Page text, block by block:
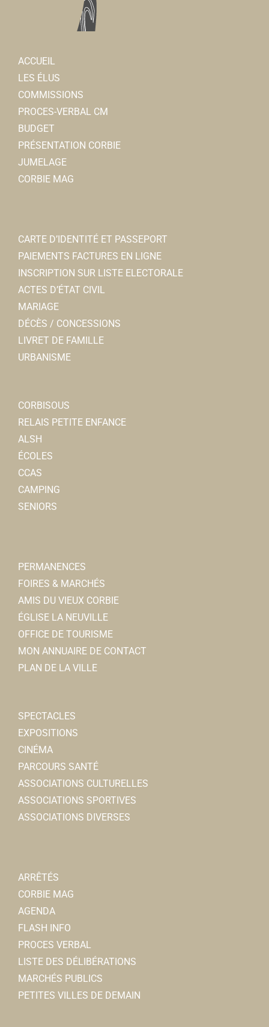
ACCUEIL
LES ÉLUS
COMMISSIONS
PROCES-VERBAL CM
BUDGET
PRÉSENTATION CORBIE
JUMELAGE
CORBIE MAG
CARTE D’IDENTITÉ ET PASSEPORT
PAIEMENTS FACTURES EN LIGNE
INSCRIPTION SUR LISTE ELECTORALE
ACTES D’ÉTAT CIVIL
MARIAGE
DÉCÈS / CONCESSIONS
LIVRET DE FAMILLE
URBANISME
CORBISOUS
RELAIS PETITE ENFANCE
ALSH
ÉCOLES
CCAS
CAMPING
SENIORS
PERMANENCES
FOIRES & MARCHÉS
AMIS DU VIEUX CORBIE
ÉGLISE LA NEUVILLE
OFFICE DE TOURISME
MON ANNUAIRE DE CONTACT
PLAN DE LA VILLE
SPECTACLES
EXPOSITIONS
CINÉMA
PARCOURS SANTÉ
ASSOCIATIONS CULTURELLES
ASSOCIATIONS SPORTIVES
ASSOCIATIONS DIVERSES
ARRÊTÉS
CORBIE MAG
AGENDA
FLASH INFO
PROCES VERBAL
LISTE DES DÉLIBÉRATIONS
MARCHÉS PUBLICS
PETITES VILLES DE DEMAIN